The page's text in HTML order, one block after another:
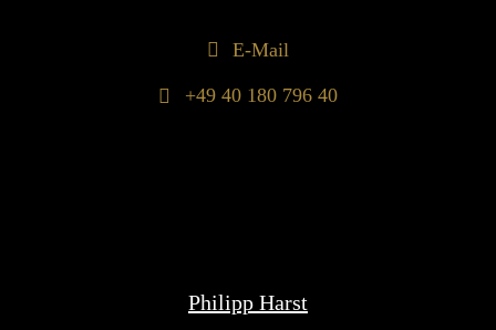
E-Mail
+49 40 180 796 40
Philipp Harst